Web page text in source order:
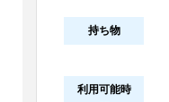
持ち物
利用可能時